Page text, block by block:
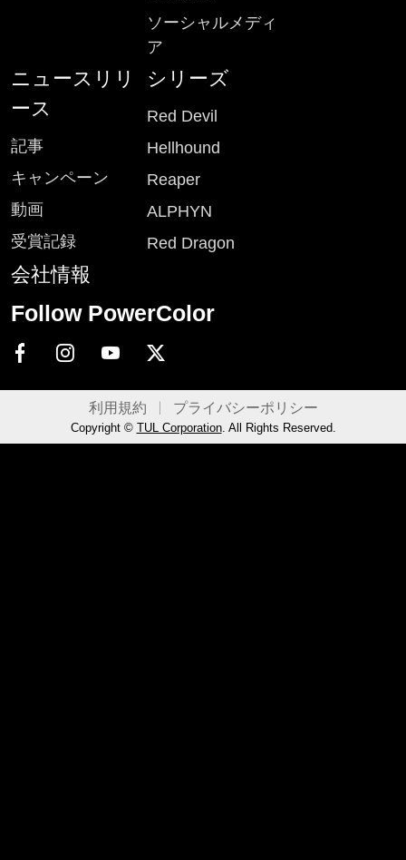
ソーシャルメディ
ア
ニュースリリ
ース
記事
キャンペーン
動画
受賞記録
シリーズ
Red Devil
Hellhound
Reaper
ALPHYN
Red Dragon
会社情報
Follow PowerColor
利用規約 プライバシーポリシー
Copyright © TUL Corporation. All Rights Reserved.